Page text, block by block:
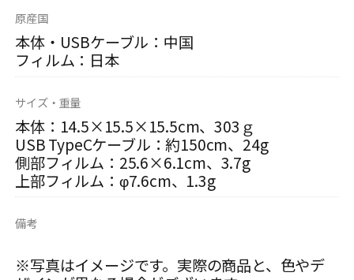
原産国
本体・USBケーブル：中国
フィルム：日本
サイズ・重量
本体：14.5×15.5×15.5cm、303ｇ
USB TypeCケーブル：約150cm、24g
側部フィルム：25.6×6.1cm、3.7g
上部フィルム：φ7.6cm、1.3g
備考
※写真はイメージです。実際の商品と、色やデ